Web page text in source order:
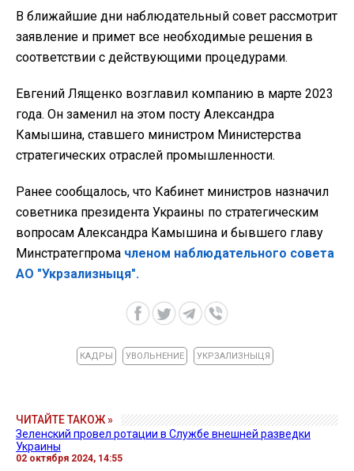
В ближайшие дни наблюдательный совет рассмотрит
заявление и примет все необходимые решения в
соответствии с действующими процедурами.
Евгений Лященко возглавил компанию в марте 2023
года. Он заменил на этом посту Александра
Камышина, ставшего министром Министерства
стратегических отраслей промышленности.
Ранее сообщалось, что Кабинет министров назначил
советника президента Украины по стратегическим
вопросам Александра Камышина и бывшего главу
Минстратегпрома членом наблюдательного совета
АО "Укрзализныця".
КАДРЫ УВОЛЬНЕНИЕ УКРЗАЛИЗНЫЦЯ
ЧИТАЙТЕ ТАКОЖ »
Зеленский провел ротации в Службе внешней разведки
Украины
02 октября 2024, 14:55